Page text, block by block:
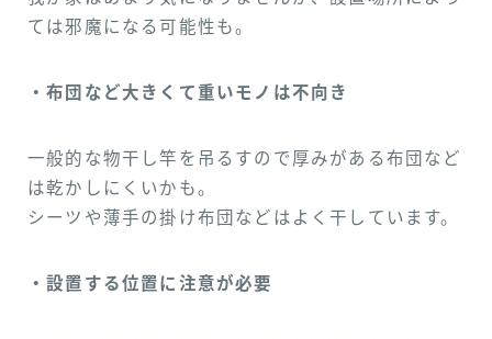
ては邪魔になる可能性も。
・布団など大きくて重いモノは不向き
一般的な物干し竿を吊るすので厚みがある布団など
は乾かしにくいかも。
シーツや薄手の掛け布団などはよく干しています。
・設置する位置に注意が必要